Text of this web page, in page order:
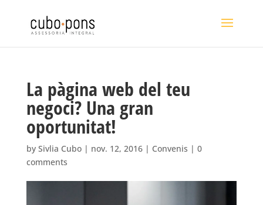
La pàgina web del teu
negoci? Una gran
oportunitat!
by Sivlia Cubo| nov. 12, 2016| Convenis | 0
comments